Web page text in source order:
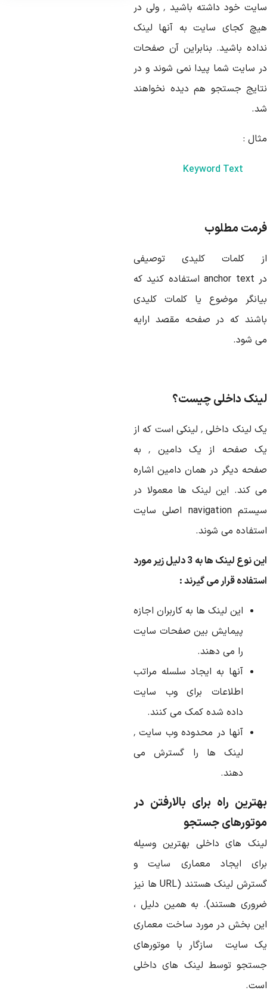
سایت خود داشته باشید ٬ ولی در
کجای سایت به آنها لینک
باشید. بنابراین آن صفحات
سایت شما پیدا نمی شوند و در
جستجو هم دیده نخواهند
:
Keyword Text
مطلوب
کلمات کلیدی توصیفی
در anchor text استفاده کنید که
موضوع یا کلمات کلیدی
که در صفحه مقصد ارایه
شود.
داخلی چیست؟
یک لینک داخلی ٬ لینکی است که از
یک صفحه از یک دامین ٬ به
دیگر در همان دامین اشاره
کند. این لینک ها معمولا در
سیستم navigation اصلی سایت
می شوند.
این نوع لینک ها به 3 دلیل زیر مورد
قرار می گیرند :
این لینک ها به کاربران اجازه
پیمایش بین صفحات سایت
را می دهند.
آنها به ایجاد سلسله مراتب
اطلاعات برای وب سایت
داده شده کمک می کنند.
آنها در محدوده وب سایت ٬
لینک ها را گسترش می
دهند.
راه برای بالارفتن در
جستجو
های داخلی بهترین وسیله
ایجاد معماری سایت و
گسترش لینک هستند (URL ها نیز
هستند). به همین دلیل ،
بخش در مورد ساخت معماری
سایت سازگار با موتورهای
توسط لینک های داخلی